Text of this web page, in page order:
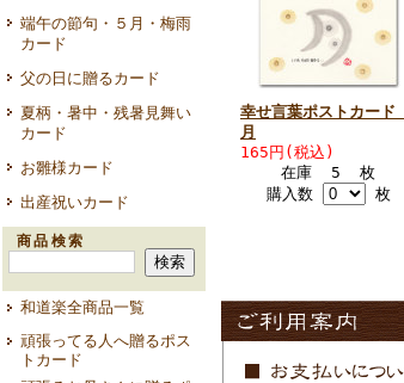
端午の節句・５月・梅雨
カード
父の日に贈るカード
夏柄・暑中・残暑見舞い
カード
お雛様カード
出産祝いカード
商品検索
和道楽全商品一覧
頑張ってる人へ贈るポス
トカード
幸せ言葉ポストカード
月
165円(税込)
在庫 5 枚
購入数
枚